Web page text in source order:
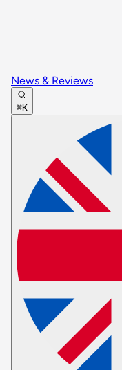
News & Reviews
⌘K